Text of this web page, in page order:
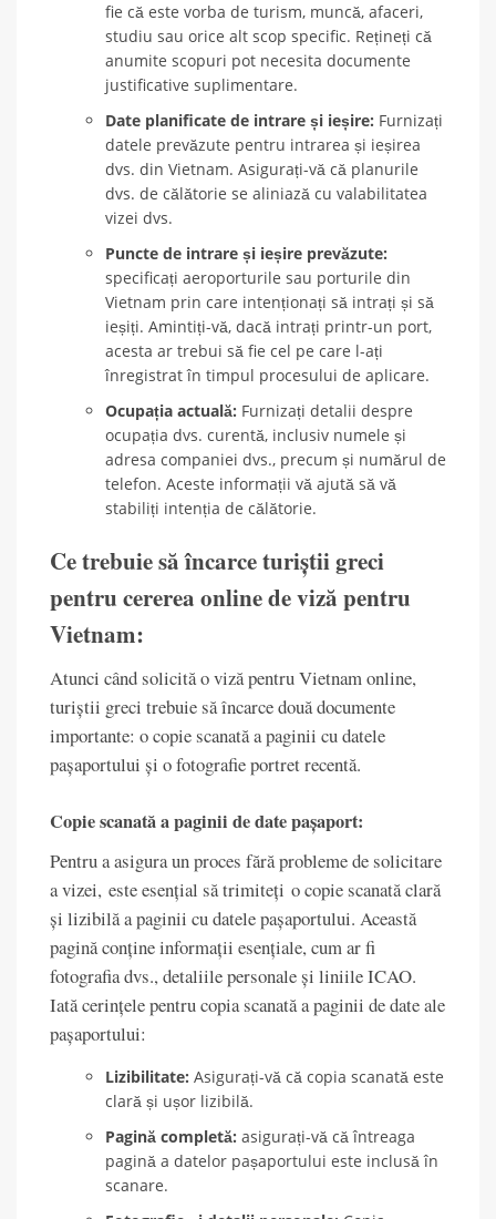
fie că este vorba de turism, muncă, afaceri,
studiu sau orice alt scop specific. Rețineți că
anumite scopuri pot necesita documente
justificative suplimentare.
Date planificate de intrare și ieșire: Furnizați
datele prevăzute pentru intrarea și ieșirea
dvs. din Vietnam. Asigurați-vă că planurile
dvs. de călătorie se aliniază cu valabilitatea
vizei dvs.
Puncte de intrare și ieșire prevăzute:
specificați aeroporturile sau porturile din
Vietnam prin care intenționați să intrați și să
ieșiți. Amintiți-vă, dacă intrați printr-un port,
acesta ar trebui să fie cel pe care l-ați
înregistrat în timpul procesului de aplicare.
Ocupația actuală: Furnizați detalii despre
ocupația dvs. curentă, inclusiv numele și
adresa companiei dvs., precum și numărul de
telefon. Aceste informații vă ajută să vă
stabiliți intenția de călătorie.
Ce trebuie să încarce turiștii greci
pentru cererea online de viză pentru
Vietnam:
Atunci când solicită o viză pentru Vietnam online,
turiștii greci trebuie să încarce două documente
importante: o copie scanată a paginii cu datele
pașaportului și o fotografie portret recentă.
Copie scanată a paginii de date pașaport:
Pentru a asigura un proces fără probleme de solicitare
a vizei, este esențial să trimiteți o copie scanată clară
și lizibilă a paginii cu datele pașaportului. Această
pagină conține informații esențiale, cum ar fi
fotografia dvs., detaliile personale și liniile ICAO.
Iată cerințele pentru copia scanată a paginii de date ale
pașaportului:
Lizibilitate: Asigurați-vă că copia scanată este
clară și ușor lizibilă.
Pagină completă: asigurați-vă că întreaga
pagină a datelor pașaportului este inclusă în
scanare.